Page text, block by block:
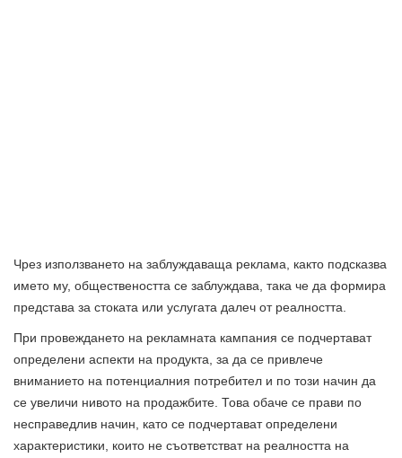
Чрез използването на заблуждаваща реклама, както подсказва
името му, обществеността се заблуждава, така че да формира
представа за стоката или услугата далеч от реалността.
При провеждането на рекламната кампания се подчертават
определени аспекти на продукта, за да се привлече
вниманието на потенциалния потребител и по този начин да
се увеличи нивото на продажбите. Това обаче се прави по
несправедлив начин, като се подчертават определени
характеристики, които не съответстват на реалността на